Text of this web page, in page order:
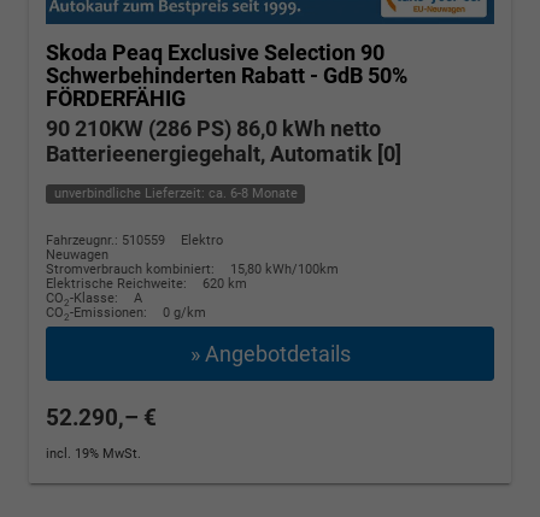
Skoda Peaq Exclusive Selection 90
Schwerbehinderten Rabatt - GdB 50%
FÖRDERFÄHIG
90 210KW (286 PS) 86,0 kWh netto
Batterieenergiegehalt, Automatik [0]
unverbindliche Lieferzeit: ca. 6-8 Monate
Fahrzeugnr.: 510559
Elektro
Neuwagen
Stromverbrauch kombiniert:
15,80 kWh/100km
Elektrische Reichweite:
620 km
CO2-Klasse:
A
CO2-Emissionen: 0 g/km
» Angebotdetails
52.290,– €
incl. 19% MwSt.